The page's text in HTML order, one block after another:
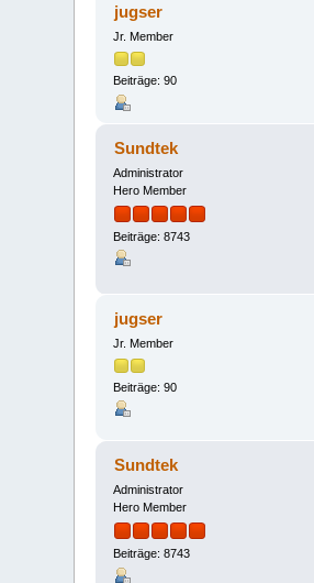
jugser
Jr. Member
Beiträge: 90
Sundtek
Administrator
Hero Member
Beiträge: 8743
jugser
Jr. Member
Beiträge: 90
Sundtek
Administrator
Hero Member
Beiträge: 8743